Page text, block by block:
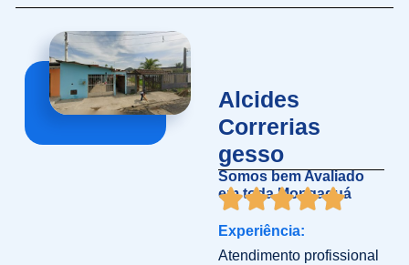
Alcides
Correrias
gesso
Somos bem Avaliado
em toda Mongaguá
Experiência:
Atendimento profissional